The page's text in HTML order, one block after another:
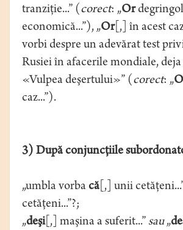
tranziţie...” (corect: „Or
economică...”), „Or[,] în acest
vorbi despre un adevărat test
Rusiei în afacerile mondiale,
«Vulpea deşertului»” (corect: „
caz...”).
3) După conjuncţiile
„umbla vorba că[,] unii
cetăţeni...”?;
„deşi[,] maşina a suferit...” sau„